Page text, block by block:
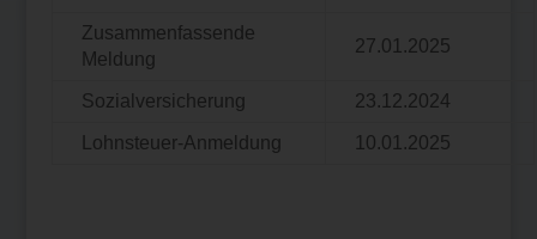
Zusammenfassende
Meldung
27.01.2025
Sozialversicherung 23.12.2024
Lohnsteuer-Anmeldung 10.01.2025